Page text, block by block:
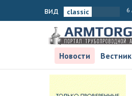
вид 6
Новости